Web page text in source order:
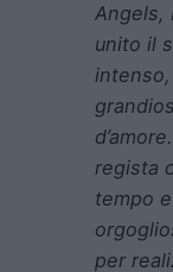
Angels,
unito il
regista
tempo
per